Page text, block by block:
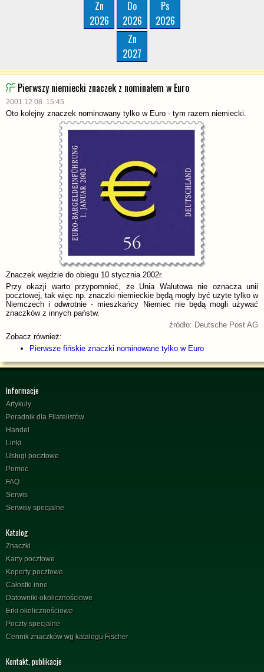
Zn
2026
Do
2026
Ps
2026
Zn
2027
Pierwszy niemiecki znaczek z nominałem w Euro
2001.12.08. 15:45
Oto kolejny znaczek nominowany tylko w Euro - tym razem niemiecki.
Znaczek wejdzie do obiegu 10 stycznia 2002r.
Przy okazji warto przypomnieć, że Unia Walutowa nie oznacza unii
pocztowej, tak więc np. znaczki niemieckie będą mogły być użyte tylko w
Niemczech i odwrotnie - mieszkańcy Niemiec nie będą mogli używać
znaczków z innych państw.
źródło: Deutsche Post AG
Zobacz również:
Pierwsze fińskie znaczki nominowane tylko w Euro
Informacje
Artykuły
Poradnik dla Filatelistów
Handel
Linki
Usługi pocztowe
Pomoc
FAQ
Serwis
Serwisy specjalne
Katalog
Znaczki
Karty pocztowe
Koperty pocztowe
Całostki inne
Datowniki okolicznościowe
Erki okolicznościowe
Poczty specjalne
Cennik znaczków wg katalogu Fischer
Kontakt, publikacje